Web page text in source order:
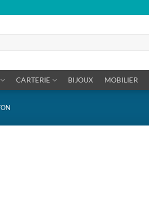
CARTERIE BIJOUX MOBILIER